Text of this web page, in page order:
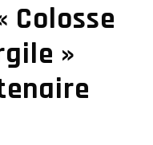
Colosse
»